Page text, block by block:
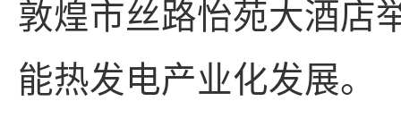
敦煌市丝路怡苑大酒店
能热发电产业化发展。